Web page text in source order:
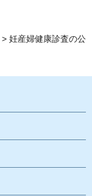
> 妊産婦健康診査の公